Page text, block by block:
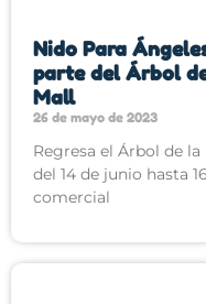
Nido Para
parte del Árbol
Mall
26 de mayo de 2023
Regresa el Árbol de
del 14 de junio hasta
comercial